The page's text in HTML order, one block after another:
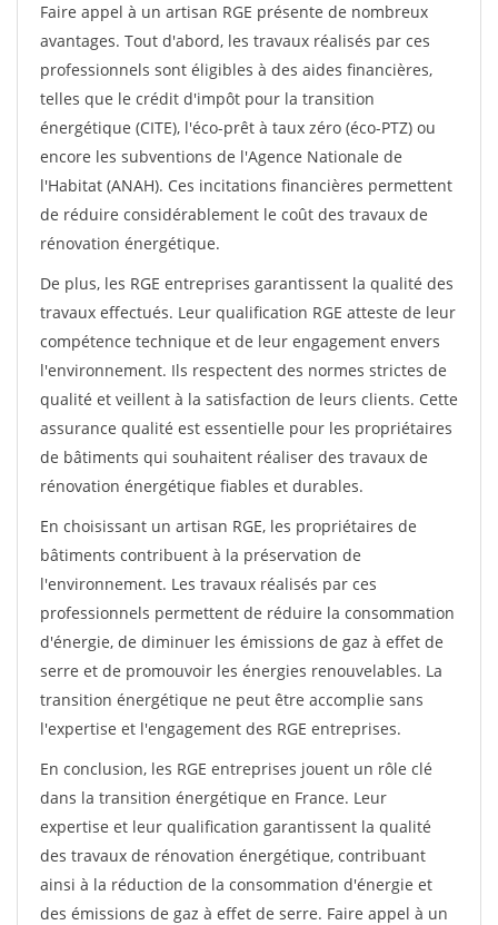
Faire appel à un artisan RGE présente de nombreux
avantages. Tout d'abord, les travaux réalisés par ces
professionnels sont éligibles à des aides financières,
telles que le crédit d'impôt pour la transition
énergétique (CITE), l'éco-prêt à taux zéro (éco-PTZ) ou
encore les subventions de l'Agence Nationale de
l'Habitat (ANAH). Ces incitations financières permettent
de réduire considérablement le coût des travaux de
rénovation énergétique.
De plus, les RGE entreprises garantissent la qualité des
travaux effectués. Leur qualification RGE atteste de leur
compétence technique et de leur engagement envers
l'environnement. Ils respectent des normes strictes de
qualité et veillent à la satisfaction de leurs clients. Cette
assurance qualité est essentielle pour les propriétaires
de bâtiments qui souhaitent réaliser des travaux de
rénovation énergétique fiables et durables.
En choisissant un artisan RGE, les propriétaires de
bâtiments contribuent à la préservation de
l'environnement. Les travaux réalisés par ces
professionnels permettent de réduire la consommation
d'énergie, de diminuer les émissions de gaz à effet de
serre et de promouvoir les énergies renouvelables. La
transition énergétique ne peut être accomplie sans
l'expertise et l'engagement des RGE entreprises.
En conclusion, les RGE entreprises jouent un rôle clé
dans la transition énergétique en France. Leur
expertise et leur qualification garantissent la qualité
des travaux de rénovation énergétique, contribuant
ainsi à la réduction de la consommation d'énergie et
des émissions de gaz à effet de serre. Faire appel à un